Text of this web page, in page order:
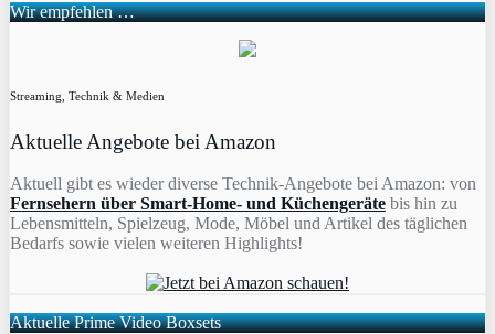
Wir empfehlen …
Streaming, Technik & Medien
Aktuelle Angebote bei Amazon
Aktuell gibt es wieder diverse Technik-Angebote bei Amazon: von
Fernsehern über Smart-Home- und Küchengeräte bis hin zu
Lebensmitteln, Spielzeug, Mode, Möbel und Artikel des täglichen
Bedarfs sowie vielen weiteren Highlights!
Aktuelle Prime Video Boxsets